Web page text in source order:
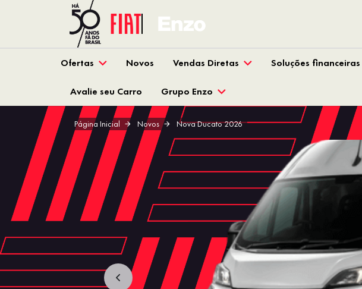
Ofertas Novos Vendas Diretas Soluções financeiras
Avalie seu Carro Grupo Enzo
Página Inicial Novos Nova Ducato 2026